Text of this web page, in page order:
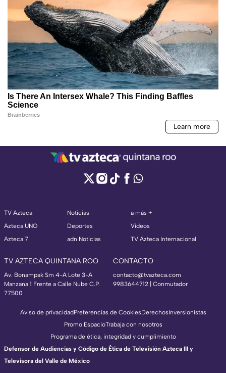
TV Azteca
Azteca UNO
Azteca 7
Noticias
Deportes
adn Noticias
a más +
Videos
TV Azteca Internacional
TV AZTECA QUINTANA ROO
Av. Bonampak Sm 4-A Lote 3-A
Manzana 1 Frente a Calle Nube C.P.
77500
CONTACTO
contacto@tvazteca.com
9983644712 | Conmutador
Aviso de privacidadPreferencias de CookiesDerechosInversionistas
Promo EspacioTrabaja con nosotros
Programa de ética, integridad y cumplimiento
Defensor de Audiencias y Código de Ética de Televisión Azteca III y
Televisora del Valle de México